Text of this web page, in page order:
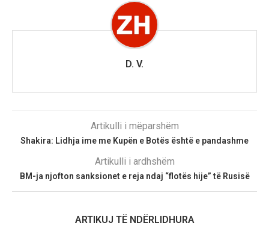
D. V.
Artikulli i mëparshëm
Shakira: Lidhja ime me Kupën e Botës është e pandashme
Artikulli i ardhshëm
BM-ja njofton sanksionet e reja ndaj “flotës hije” të Rusisë
ARTIKUJ TË NDËRLIDHURA